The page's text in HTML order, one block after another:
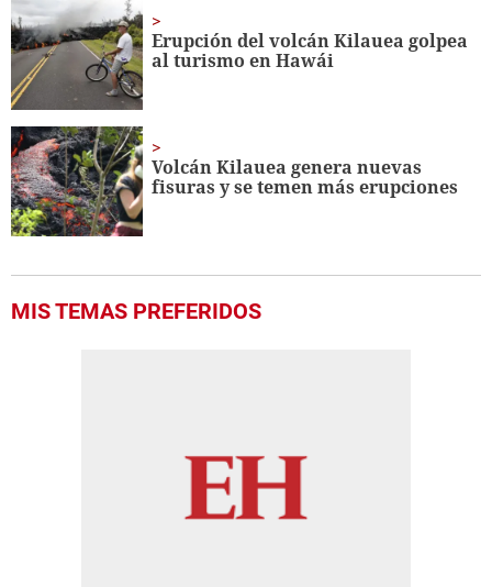
Erupción del volcán Kilauea golpea
al turismo en Hawái
Volcán Kilauea genera nuevas
fisuras y se temen más erupciones
MIS TEMAS PREFERIDOS